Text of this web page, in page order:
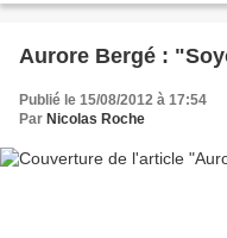
Aurore Bergé :
Publié le 15/08/2012 à 17:54
Par Nicolas Roche